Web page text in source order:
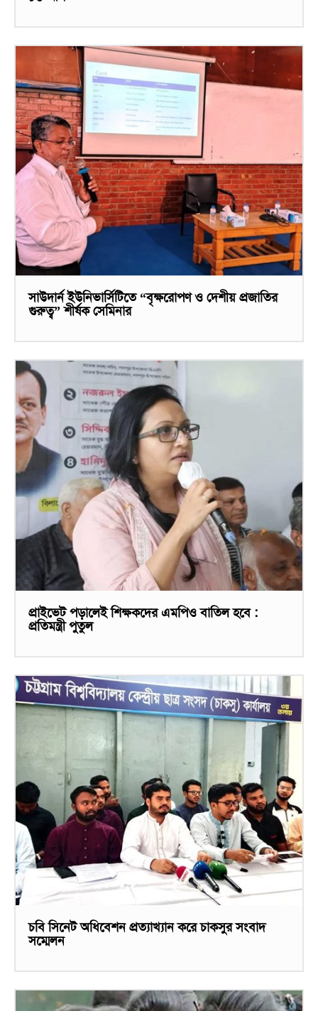
সাউদার্ন ইউনিভার্সিটিতে “বৃক্ষরোপণ ও দেশীয় প্রজাতির
গুরুত্ব” শীর্ষক সেমিনার
প্রাইভেট পড়ালেই শিক্ষকদের এমপিও বাতিল হবে :
প্রতিমন্ত্রী পুতুল
চবি সিনেট অধিবেশন প্রত্যাখ্যান করে চাকসুর সংবাদ
সম্মেলন